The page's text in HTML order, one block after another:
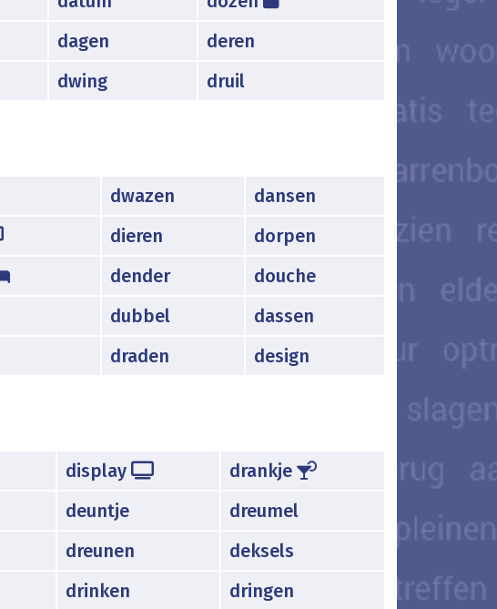
dagen
deren
dwing druil
dwazen
dansen
dieren
dorpen
dender
douche
dubbel
dassen
draden design
display
drankje
deuntje
dreumel
dreunen
deksels
drinken
dringen